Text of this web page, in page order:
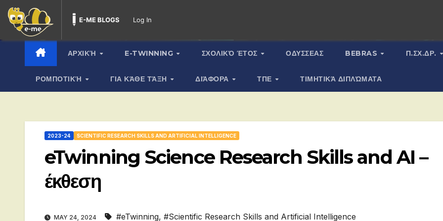
E-ME BLOGS Log In
Skip
to
ΑΡΧΙΚΉ E-TWINNING ΣΧΟΛΙΚΌ ΈΤΟΣ ΟΔΥΣΣΕΑΣ BEBRAS Π.ΣΧ.ΔΡ.
ΡΟΜΠΟΤΙΚΉ ΓΙΑ ΚΆΘΕ ΤΆΞΗ ΔΙΆΦΟΡΑ ΤΠΕ ΤΙΜΗΤΙΚΆ ΔΙΠΛΏΜΑΤΑ
2023-24 SCIENTIFIC RESEARCH SKILLS AND ARTIFICIAL INTELLIGENCE
eTwinning Science Research Skills and AI –
έκθεση
MAY 24, 2024 #eTwinning, #Scientific Research Skills and Artificial Intelligence